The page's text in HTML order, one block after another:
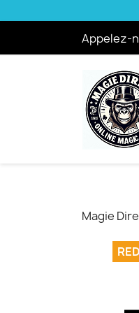
Appelez-
Magie